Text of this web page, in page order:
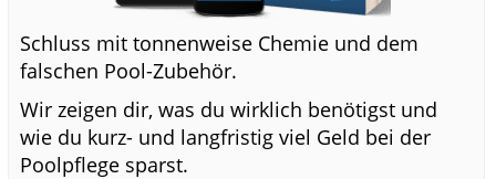
Schluss mit tonnenweise Chemie und dem
falschen Pool-Zubehör.
Wir zeigen dir, was du wirklich benötigst und
wie du kurz- und langfristig viel Geld bei der
Poolpflege sparst.